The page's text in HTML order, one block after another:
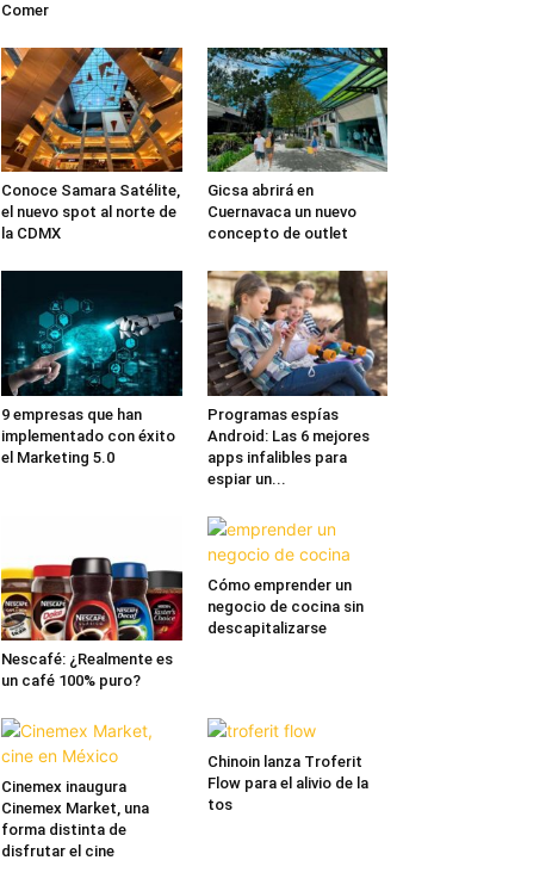
Comer
Conoce Samara Satélite,
el nuevo spot al norte de
la CDMX
Gicsa abrirá en
Cuernavaca un nuevo
concepto de outlet
9 empresas que han
implementado con éxito
el Marketing 5.0
Programas espías
Android: Las 6 mejores
apps infalibles para
espiar un...
Nescafé: ¿Realmente es
un café 100% puro?
Cómo emprender un
negocio de cocina sin
descapitalizarse
Cinemex inaugura
Cinemex Market, una
forma distinta de
disfrutar el cine
Chinoin lanza Troferit
Flow para el alivio de la
tos